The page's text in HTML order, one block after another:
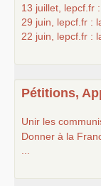
13 juillet, lepcf.fr
29 juin, lepcf.fr :
22 juin, lepcf.fr :
Pétitions,
Unir les
Donner à la